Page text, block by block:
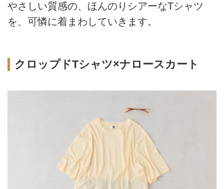
やさしい質感の、ほんのりシアーなTシャツ
を、可憐に着まわしていきます。
クロップドTシャツ×ナロースカート